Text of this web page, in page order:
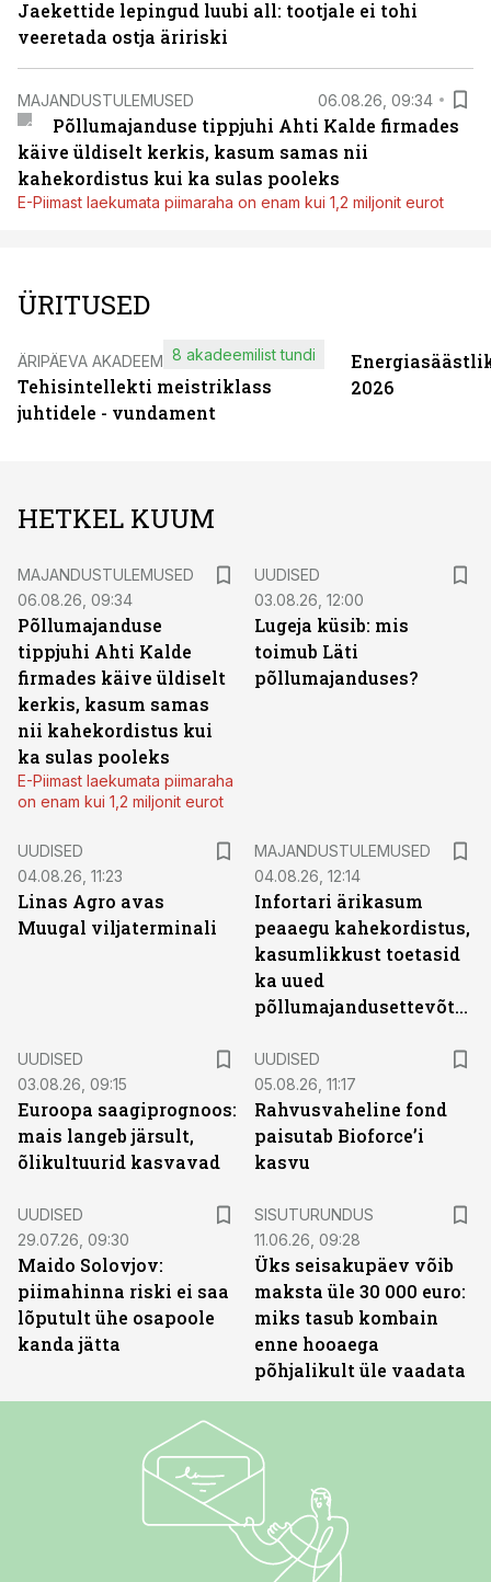
Jaekettide lepingud luubi all: tootjale ei tohi
veeretada ostja äririski
MAJANDUSTULEMUSED 06.08.26, 09:34
Põllumajanduse tippjuhi Ahti Kalde firmades
käive üldiselt kerkis, kasum samas nii
kahekordistus kui ka sulas pooleks
E-Piimast laekumata piimaraha on enam kui 1,2 miljonit eurot
ÜRITUSED
ÄRIPÄEVA AKADEEMIA
Tehisintellekti meistriklass
juhtidele - vundament
8 akadeemilist tundi
2026
HETKEL KUUM
MAJANDUSTULEMUSED
06.08.26, 09:34
Põllumajanduse
tippjuhi Ahti Kalde
firmades käive üldiselt
kerkis, kasum samas
nii kahekordistus kui
ka sulas pooleks
E-Piimast laekumata piimaraha
on enam kui 1,2 miljonit eurot
UUDISED
03.08.26, 12:00
Lugeja küsib: mis
toimub Läti
põllumajanduses?
UUDISED
04.08.26, 11:23
Linas Agro avas
Muugal viljaterminali
MAJANDUSTULEMUSED
04.08.26, 12:14
Infortari ärikasum
peaaegu kahekordistus,
kasumlikkust toetasid
ka uued
põllumajandusettevõtted
UUDISED
03.08.26, 09:15
Euroopa saagiprognoos:
mais langeb järsult,
õlikultuurid kasvavad
UUDISED
05.08.26, 11:17
Rahvusvaheline fond
paisutab Bioforce’i
kasvu
UUDISED
29.07.26, 09:30
Maido Solovjov:
piimahinna riski ei saa
lõputult ühe osapoole
kanda jätta
SISUTURUNDUS
11.06.26, 09:28
Üks seisakupäev võib
maksta üle 30 000 euro:
miks tasub kombain
enne hooaega
põhjalikult üle vaadata